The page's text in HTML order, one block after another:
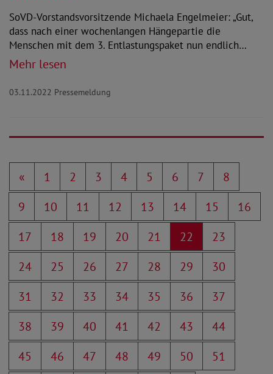
SoVD-Vorstandsvorsitzende Michaela Engelmeier: „Gut,
dass nach einer wochenlangen Hängepartie die
Menschen mit dem 3. Entlastungspaket nun endlich…
Mehr lesen
03.11.2022 Pressemeldung
« 1 2 3 4 5 6 7
8
9
10 11 12 13 14 15
16
17
18 19 20 21 22
23
24
25 26 27 28 29
30
31
32 33 34 35 36
37
38
39 40 41 42 43
44
45
46 47 48 49 50
51